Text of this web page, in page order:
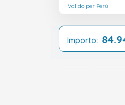
Valido per Perù
Importo: